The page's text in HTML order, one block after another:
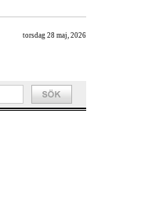
torsdag 28 maj, 2026